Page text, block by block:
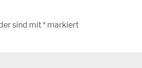
sind mit* markiert